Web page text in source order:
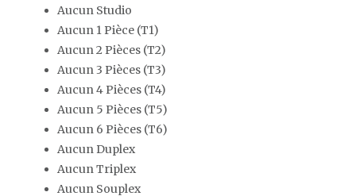
Aucun Studio
Aucun 1 Pièce (T1)
Aucun 2 Pièces (T2)
Aucun 3 Pièces (T3)
Aucun 4 Pièces (T4)
Aucun 5 Pièces (T5)
Aucun 6 Pièces (T6)
Aucun Duplex
Aucun Triplex
Aucun Souplex